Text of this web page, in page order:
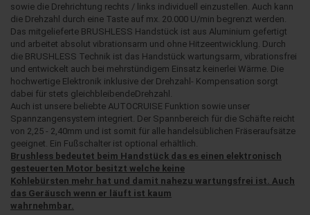
sowie die Drehrichtung rechts / links individuell einzustellen. Auch kann
die Drehzahl durch eine Taste auf mx. 20.000 U/min begrenzt werden.
Das mitgelieferte BRUSHLESS Handstück ist aus Aluminium gefertigt
und arbeitet absolut vibrationsarm und ohne Hitzeentwicklung. Durch
die BRUSHLESS Technik ist das Handstück wartungsarm, vibrationsfrei
und entwickelt auch bei mehrstündigem Einsatz keinerlei Wärme. Die
hochwertige Elektronik inklusive der Drehzahl- Kompensation sorgt
dabei für stets gleichbleibendeDrehzahl.
Auch ist unsere beliebte AUTOCRUISE Funktion sowie unser
Spannzangensystem integriert. Der Spannbereich für die Schäfte reicht
von 2,25 - 2,40mm und ist somit für alle handelsüblichen Fräseraufsätze
geeignet. Ein Fußschalter ist optional erhältlich.
Brushless bedeutet beim Handstück das es einen elektronisch
gesteuerten Motor besitzt welche keine
Kohlebürsten mehr hat und damit nahezu wartungsfrei ist. Auch
das Geräusch wenn er läuft ist kaum
wahrnehmbar.